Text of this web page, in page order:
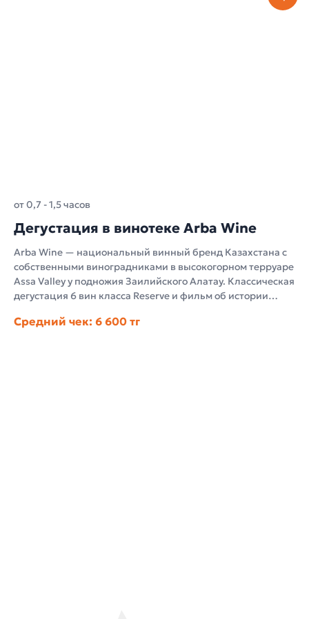
от 0,7 - 1,5 часов
Дегустация в винотеке Arba Wine
Arba Wine — национальный винный бренд Казахстана с
собственными виноградниками в высокогорном терруаре
Assa Valley у подножия Заилийского Алатау. Классическая
дегустация 6 вин класса Reserve и фильм об истории
виноделия.
Средний чек: 6 600 тг